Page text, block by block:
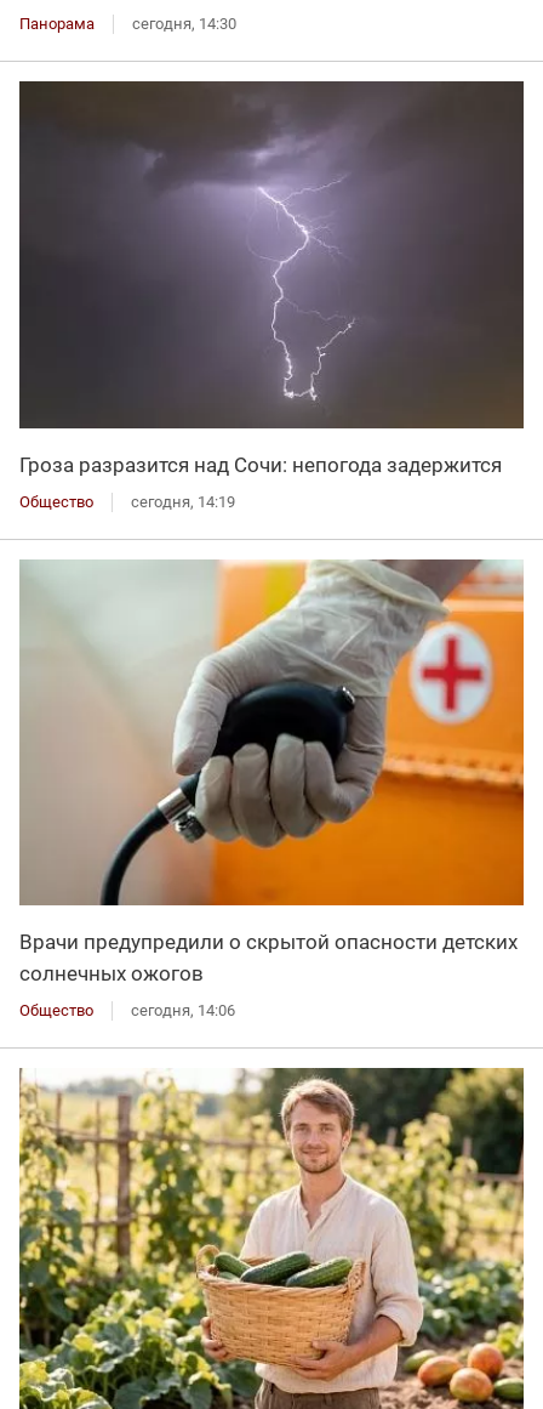
Панорама сегодня, 14:30
Гроза разразится над Сочи: непогода задержится
Общество сегодня, 14:19
Врачи предупредили о скрытой опасности детских
солнечных ожогов
Общество сегодня, 14:06